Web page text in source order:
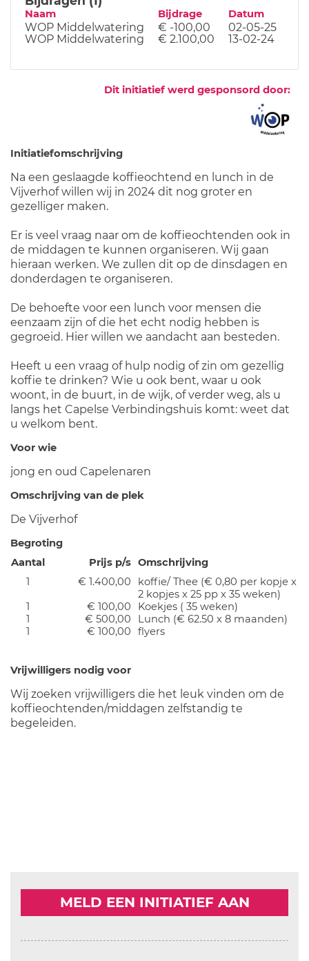
Naam Bijdrage Datum
WOP Middelwatering € -100,00
02-05-25
WOP Middelwatering
€ 2.100,00 13-02-24
Dit initiatief werd gesponsord door:
Initiatiefomschrijving
Na een geslaagde koffieochtend en lunch in de
Vijverhof willen wij in 2024 dit nog groter en
gezelliger maken.
Er is veel vraag naar om de koffieochtenden ook in
de middagen te kunnen organiseren. Wij gaan
hieraan werken. We zullen dit op de dinsdagen en
donderdagen te organiseren.
De behoefte voor een lunch voor mensen die
eenzaam zijn of die het echt nodig hebben is
gegroeid. Hier willen we aandacht aan besteden.
Heeft u een vraag of hulp nodig of zin om gezellig
koffie te drinken? Wie u ook bent, waar u ook
woont, in de buurt, in de wijk, of verder weg, als u
langs het Capelse Verbindingshuis komt: weet dat
u welkom bent.
Voor wie
jong en oud Capelenaren
Omschrijving van de plek
De Vijverhof
Begroting
Aantal
Prijs p/s Omschrijving
1
€ 1.400,00
koffie/ Thee (€ 0,80 per kopje x
2 kopjes x 25 pp x 35 weken)
1
€ 100,00
Koekjes ( 35 weken)
1
€ 500,00
Lunch (€ 62.50 x 8 maanden)
1
€ 100,00 flyers
Vrijwilligers nodig voor
Wij zoeken vrijwilligers die het leuk vinden om de
koffieochtenden/middagen zelfstandig te
begeleiden.
MELD EEN INITIATIEF AAN